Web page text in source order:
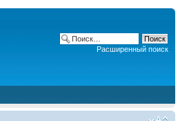
Расширенный поиск